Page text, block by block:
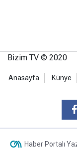
Bizim TV © 2020
Anasayfa Künye
Haber Portalı